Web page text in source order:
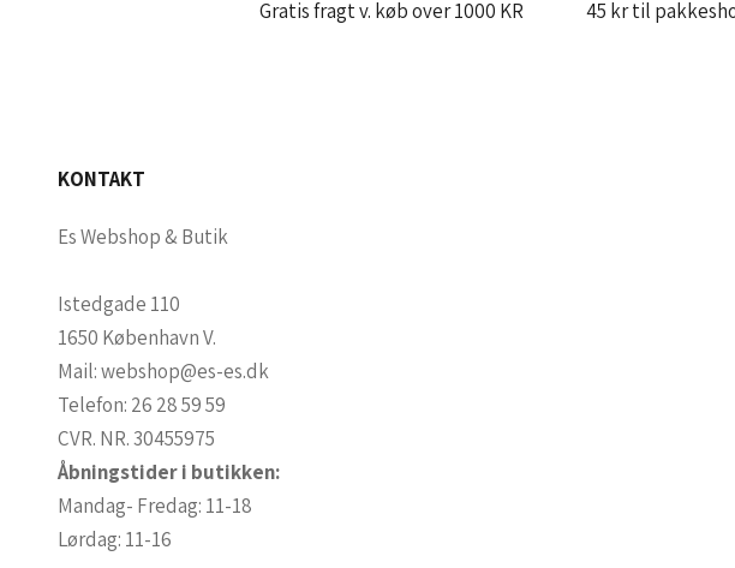
Gratis fragt v. køb over 1000 KR 45 kr til
KONTAKT
Es Webshop & Butik
Istedgade 110
1650 København V.
Mail:webshop@es-es.dk
Telefon: 26 28 59 59
CVR. NR. 30455975
Åbningstider i butikken:
Mandag- Fredag: 11-18
Lørdag: 11-16